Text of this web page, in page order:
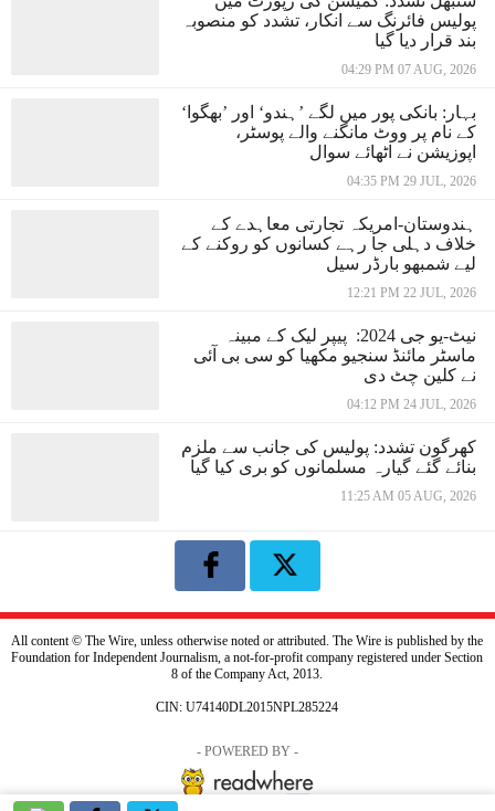
پولیس فائرنگ سے انکار، تشدد کو منصوبہ
بند قرار دیا گیا
04:29 PM 07 AUG, 2026
بہار: بانکی پور میں لگے ’ہندو‘ اور ’بھگوا‘
کے نام پر ووٹ مانگنے والے پوسٹر،
اپوزیشن نے اٹھائے سوال
04:35 PM 29 JUL, 2026
ہندوستان-امریکہ تجارتی معاہدے کے
خلاف دہلی جا رہے کسانوں کو روکنے کے
لیے شمبھو بارڈر سیل
12:21 PM 22 JUL, 2026
نیٹ-یو جی 2024: پیپر لیک کے مبینہ
ماسٹر مائنڈ سنجیو مکھیا کو سی بی آئی
نے کلین چٹ دی
04:12 PM 24 JUL, 2026
کھرگون تشدد: پولیس کی جانب سے ملزم
بنائے گئے گیارہ مسلمانوں کو بری کیا گیا
11:25 AM 05 AUG, 2026
All content © The Wire, unless otherwise noted or attributed. The Wire is published by the
Foundation for Independent Journalism, a not-for-profit company registered under Section
8 of the Company Act, 2013.
CIN: U74140DL2015NPL285224
- POWERED BY -